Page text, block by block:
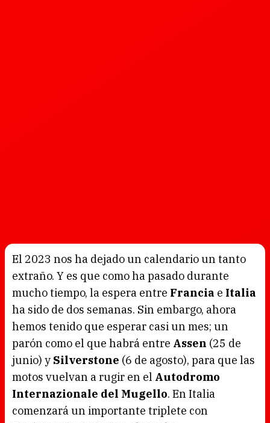
El 2023 nos ha dejado un calendario un tanto
extraño. Y es que como ha pasado durante
mucho tiempo, la espera entre Francia e Italia
ha sido de dos semanas. Sin embargo, ahora
hemos tenido que esperar casi un mes; un
parón como el que habrá entre Assen (25 de
junio) y Silverstone (6 de agosto), para que las
motos vuelvan a rugir en el Autodromo
Internazionale del Mugello. En Italia
comenzará un importante triplete con